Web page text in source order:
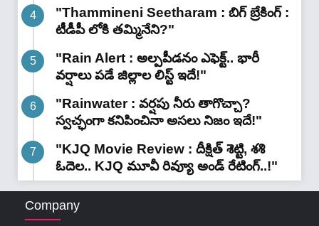
"Thammineni Seetharam : బిగ్ బ్రేకింగ్ :
టీడీపీ లోకి తమ్మినేని?"
"Rain Alert : అల్పపీడనం ఎఫెక్ట్.. భారీ
వర్షాలు పడే జిల్లాల లిస్ట్ ఇదే!"
"Rainwater : వర్షపు నీరు తాగొచ్చా?
స్వచ్ఛంగా కనిపించినా అసలు నిజం ఇదే!"
"KJQ Movie Review : దీక్షిత్ శెట్టి, శశి
ఓదెల.. KJQ మూవీ రివ్యూ అండ్ రేటింగ్‌..!"
Company